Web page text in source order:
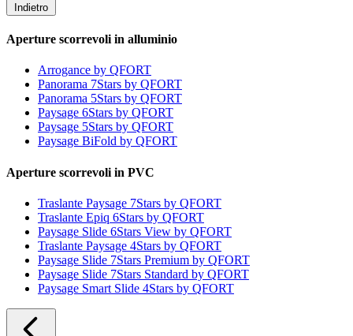
Indietro
Aperture scorrevoli in alluminio
Arrogance by QFORT
Panorama 7Stars by QFORT
Panorama 5Stars by QFORT
Paysage 6Stars by QFORT
Paysage 5Stars by QFORT
Paysage BiFold by QFORT
Aperture scorrevoli in PVC
Traslante Paysage 7Stars by QFORT
Traslante Epiq 6Stars by QFORT
Paysage Slide 6Stars View by QFORT
Traslante Paysage 4Stars by QFORT
Paysage Slide 7Stars Premium by QFORT
Paysage Slide 7Stars Standard by QFORT
Paysage Smart Slide 4Stars by QFORT